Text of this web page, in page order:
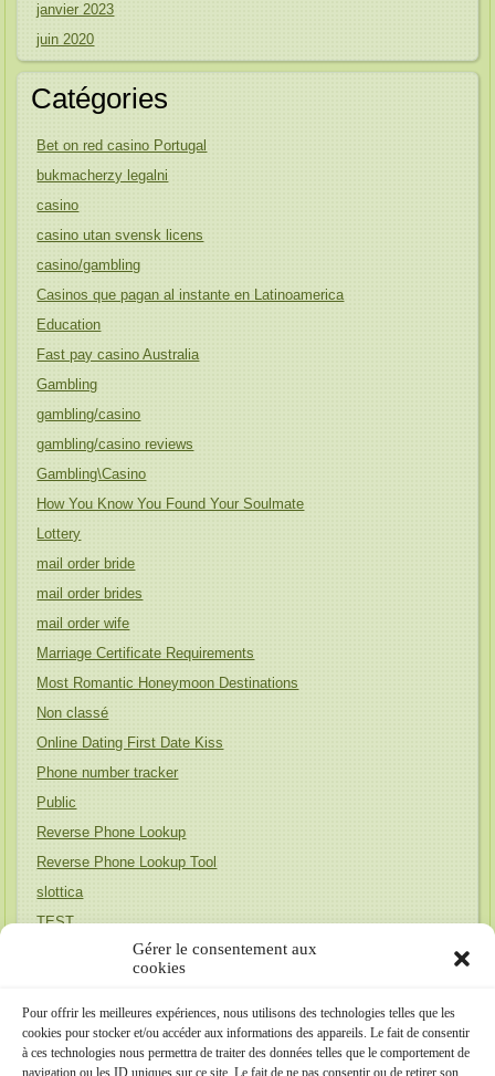
Gérer le consentement aux
cookies
Pour offrir les meilleures expériences, nous utilisons des technologies telles que les
cookies pour stocker et/ou accéder aux informations des appareils. Le fait de consentir
à ces technologies nous permettra de traiter des données telles que le comportement de
navigation ou les ID uniques sur ce site. Le fait de ne pas consentir ou de retirer son
janvier 2023
juin 2020
Catégories
Bet on red casino Portugal
bukmacherzy legalni
casino
casino utan svensk licens
casino/gambling
Casinos que pagan al instante en Latinoamerica
Education
Fast pay casino Australia
Gambling
gambling/casino
gambling/casino reviews
Gambling\Casino
How You Know You Found Your Soulmate
Lottery
mail order bride
mail order brides
mail order wife
Marriage Certificate Requirements
Most Romantic Honeymoon Destinations
Non classé
Online Dating First Date Kiss
Phone number tracker
Public
Reverse Phone Lookup
Reverse Phone Lookup Tool
slottica
TEST
wife finder
Релевантна до бренда (Австралія)
Релевантна до бренда (Португалія)